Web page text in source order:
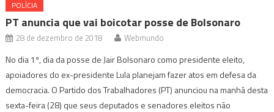
POLÍCIA
PT anuncia que vai boicotar posse de Bolsonaro
28 de dezembro de 2018 Webmundo
No dia 1º, dia da posse de Jair Bolsonaro como presidente eleito,
apoiadores do ex-presidente Lula planejam fazer atos em defesa da
democracia. O Partido dos Trabalhadores (PT) anunciou na manhã desta
sexta-feira (28) que seus deputados e senadores eleitos não